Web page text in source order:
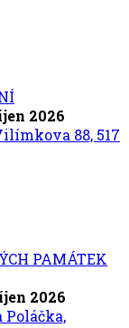
2026
88, 517
PAMÁTEK
2026